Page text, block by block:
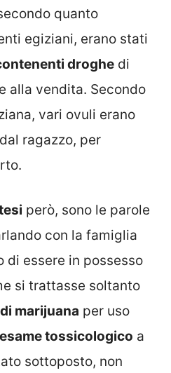
quanto
egiziani, erano stati
droghe di
alla vendita. Secondo
vari ovuli erano
ragazzo, per
però, sono le parole
con la famiglia
di essere in possesso
si trattasse soltanto
marijuana per uso
tossicologico a
sottoposto, non